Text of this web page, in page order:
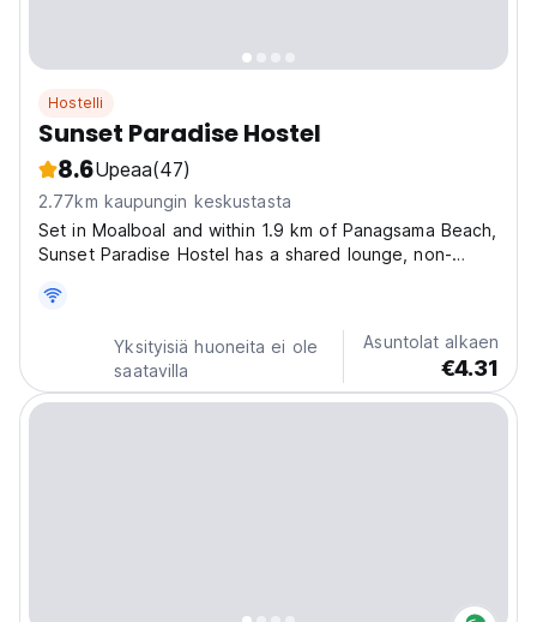
Hostelli
Sunset Paradise Hostel
8.6Upeaa(47)
2.77km kaupungin keskustasta
Set in Moalboal and within 1.9 km of Panagsama Beach,
Sunset Paradise Hostel has a shared lounge, non-
Kawasan Falls is 25 km from the hostel and Santo Nino
Church is 24 km away. At the hostel, the rooms...
Yksityisiä huoneita ei ole
saatavilla
Asuntolat alkaen
€4.31